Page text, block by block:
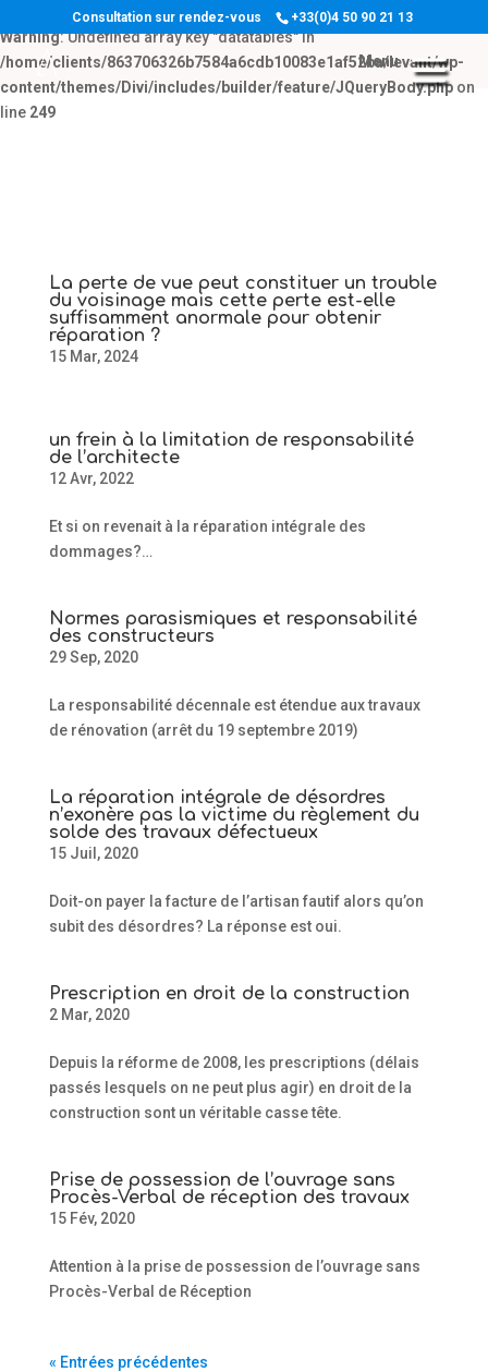
Warning: Undefined array key "datatables" in
/home/clients/863706326b7584a6cdb10083e1af52ba/levant/wp-
content/themes/Divi/includes/builder/feature/JQueryBody.php on
line 249
Consultation sur rendez-vous +33(0)4 50 90 21 13
La perte de vue peut constituer un trouble
du voisinage mais cette perte est-elle
suffisamment anormale pour obtenir
réparation ?
15 Mar, 2024
un frein à la limitation de responsabilité
de l’architecte
12 Avr, 2022
Et si on revenait à la réparation intégrale des
dommages?…
Normes parasismiques et responsabilité
des constructeurs
29 Sep, 2020
La responsabilité décennale est étendue aux travaux
de rénovation (arrêt du 19 septembre 2019)
La réparation intégrale de désordres
n’exonère pas la victime du règlement du
solde des travaux défectueux
15 Juil, 2020
Doit-on payer la facture de l’artisan fautif alors qu’on
subit des désordres? La réponse est oui.
Prescription en droit de la construction
2 Mar, 2020
Depuis la réforme de 2008, les prescriptions (délais
passés lesquels on ne peut plus agir) en droit de la
construction sont un véritable casse tête.
Prise de possession de l’ouvrage sans
Procès-Verbal de réception des travaux
15 Fév, 2020
Attention à la prise de possession de l’ouvrage sans
Procès-Verbal de Réception
« Entrées précédentes